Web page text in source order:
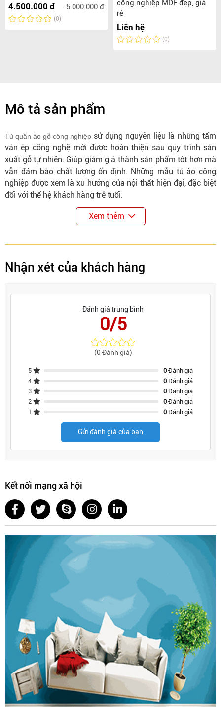
4.500.000 đ 5.000.000 đ
(0)
công nghiệp MDF đẹp, giá
rẻ
Liên hệ
(0)
Mô tả sản phẩm
Tủ quần áo gỗ công nghiệp sử dụng nguyên liệu là những tấm
ván ép công nghệ mới được hoàn thiện sau quy trình sản
xuất gỗ tự nhiên. Giúp giảm giá thành sản phẩm tốt hơn mà
vẫn đảm bảo chất lượng ổn định. Những mẫu tủ áo công
nghiệp được xem là xu hướng của nội thất hiện đại, đặc biệt
đối với thế hệ khách hàng trẻ tuổi.
Xem thêm
Nhận xét của khách hàng
Đánh giá trung bình
0/5
(0 Đánh giá)
5 0Đánh giá
4
0Đánh giá
3
0Đánh giá
2
0Đánh giá
1
0Đánh giá
Gửi đánh giá của bạn
Kết nối mạng xã hội